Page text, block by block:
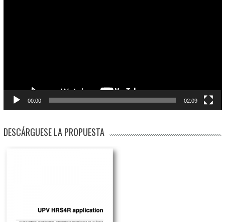
00:00 02:09
DESCÁRGUESE LA PROPUESTA